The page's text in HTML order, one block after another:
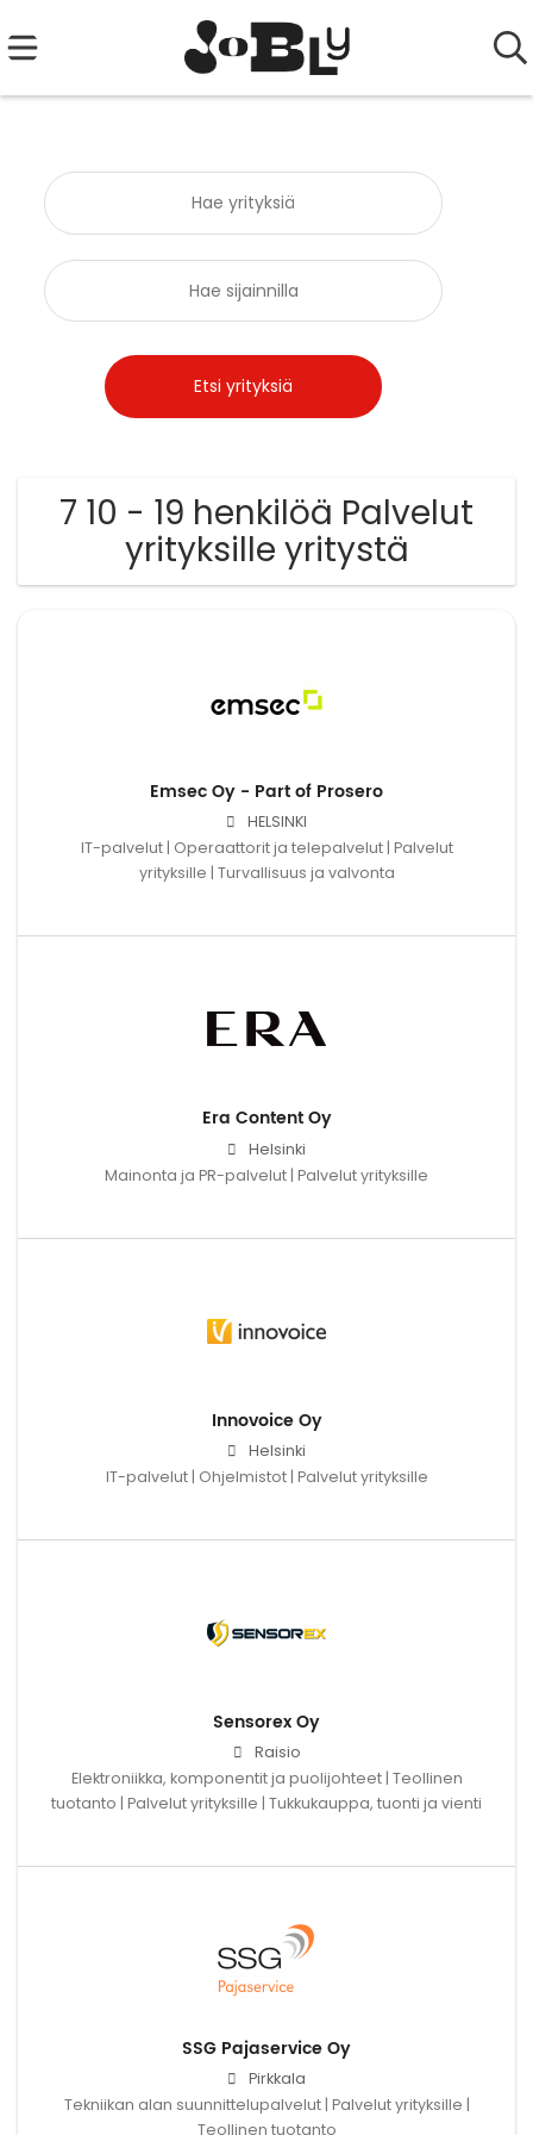
7 10 - 19 henkilöä Palvelut
yrityksille yritystä
Emsec Oy - Part of Prosero
HELSINKI
IT-palvelut | Operaattorit ja telepalvelut | Palvelut
yrityksille | Turvallisuus ja valvonta
Era Content Oy
Helsinki
Mainonta ja PR-palvelut | Palvelut yrityksille
Innovoice Oy
Helsinki
IT-palvelut | Ohjelmistot | Palvelut yrityksille
Sensorex Oy
Raisio
Elektroniikka, komponentit ja puolijohteet | Teollinen
tuotanto | Palvelut yrityksille | Tukkukauppa, tuonti ja vienti
SSG Pajaservice Oy
Pirkkala
Tekniikan alan suunnittelupalvelut | Palvelut yrityksille |
Teollinen tuotanto